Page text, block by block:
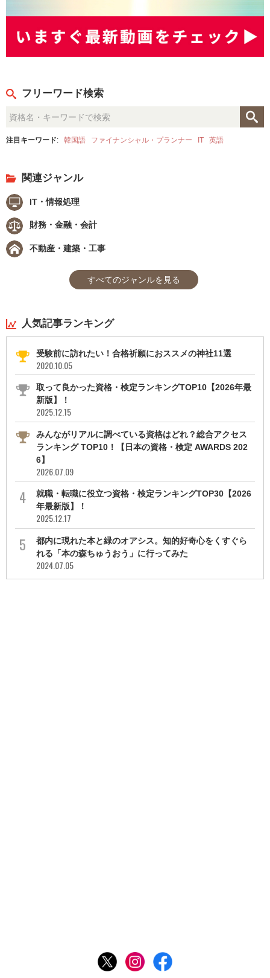
フリーワード検索
注目キーワード: 韓国語 ファイナンシャル・プランナー IT 英語
関連ジャンル
IT・情報処理
財務・金融・会計
不動産・建築・工事
すべてのジャンルを見る
人気記事ランキング
受験前に訪れたい！合格祈願におススメの神社11選
2020.10.05
取って良かった資格・検定ランキングTOP10【2026年最
新版】！
2025.12.15
みんながリアルに調べている資格はどれ？総合アクセス
ランキング TOP10！【日本の資格・検定 AWARDS 202
6】
2026.07.09
就職・転職に役立つ資格・検定ランキングTOP30【2026
年最新版】！
2025.12.17
都内に現れた本と緑のオアシス。知的好奇心をくすぐら
れる「本の森ちゅうおう」に行ってみた
2024.07.05